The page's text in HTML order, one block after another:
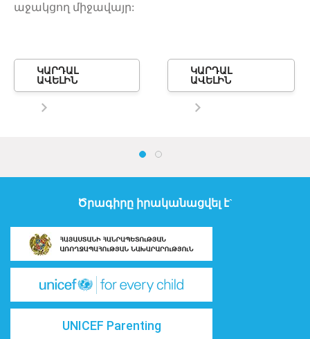
աջակցող միջավայր:
ԿԱՐԴԱԼ
ԱՎԵԼԻՆ
ԿԱՐԴԱԼ
ԱՎԵԼԻՆ
Ծրագիրը իրականացվել է`
UNICEF Parenting